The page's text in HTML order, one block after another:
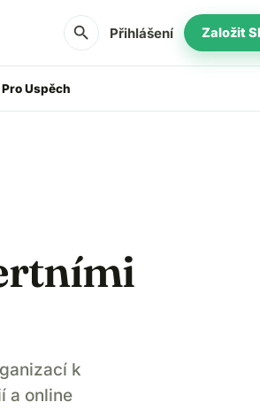
search Přihlášení Založit
Uspěch
k
a online